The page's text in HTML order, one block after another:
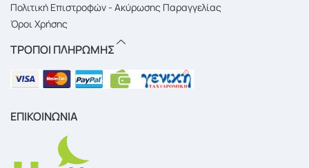
Πολιτική Επιστροφών - Ακύρωσης Παραγγελίας
Όροι Χρήσης
ΤΡΟΠΟΙ ΠΛΗΡΩΜΗΣ
ΕΠΙΚΟΙΝΩΝΙΑ